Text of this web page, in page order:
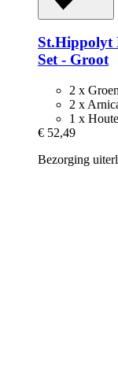
St.Hippolyt
Set -​ Groot
2 x
2 x
1 x
€ 52,49
Bezorging